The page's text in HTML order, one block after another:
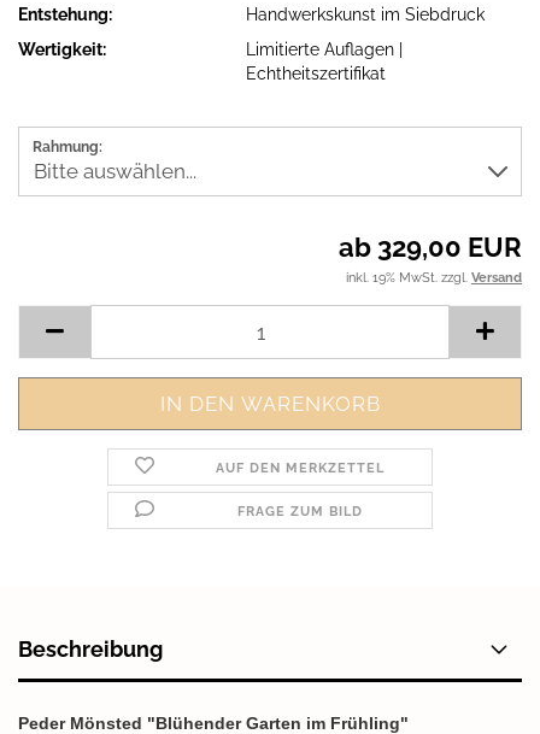
Entstehung:
Handwerkskunst im Siebdruck
Wertigkeit:
Limitierte Auflagen |
Echtheitszertifikat
Rahmung:
ab 329,00 EUR
inkl. 19% MwSt. zzgl. Versand
AUF DEN MERKZETTEL
FRAGE ZUM BILD
Beschreibung
Peder Mönsted "Blühender Garten im Frühling"